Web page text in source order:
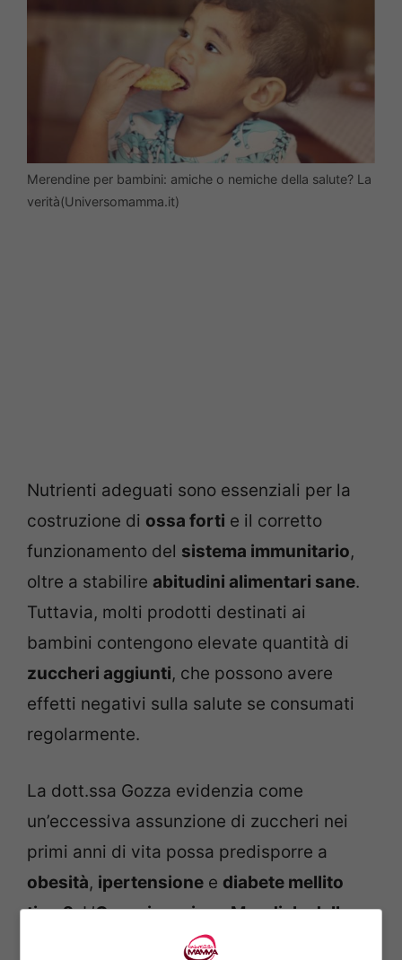
Merendine per bambini: amiche o nemiche della salute? La
verità(Universomamma.it)
Nutrienti adeguati sono essenziali per la
costruzione di ossa forti e il corretto
funzionamento del sistema immunitario,
oltre a stabilire abitudini alimentari sane.
Tuttavia, molti prodotti destinati ai
bambini contengono elevate quantità di
zuccheri aggiunti, che possono avere
effetti negativi sulla salute se consumati
regolarmente.
La dott.ssa Gozza evidenzia come
un’eccessiva assunzione di zuccheri nei
primi anni di vita possa predisporre a
obesità, ipertensione e diabete mellito
tipo 2. L’Organizzazione Mondiale della
raccomanda di limitare l’aggiunta di